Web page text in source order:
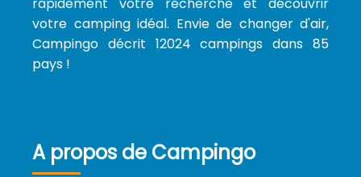
rapidement votre recherche et découvrir
votre camping idéal. Envie de changer d'air,
Campingo décrit 12024 campings dans 85
pays !
A propos de Campingo